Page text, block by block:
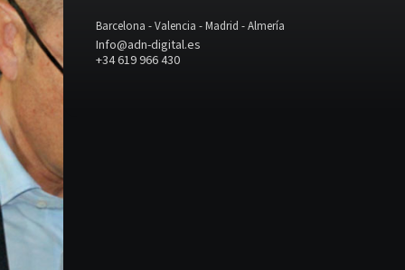
Si
necesitas
decidir
mejor
dónde
invertir,
Barcelona - Valencia - Madrid - Almería
Info@adn-digital.es
+34 619 966 430